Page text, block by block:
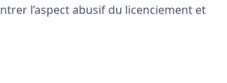
l’aspect abusif du licenciement et